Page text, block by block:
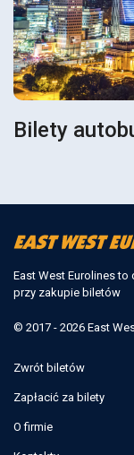
Bilety
East West Eurolines
przy zakupie biletów
© 2017 - 2026 East
Zwrót biletów
Zapłacić za bilety
O firmie